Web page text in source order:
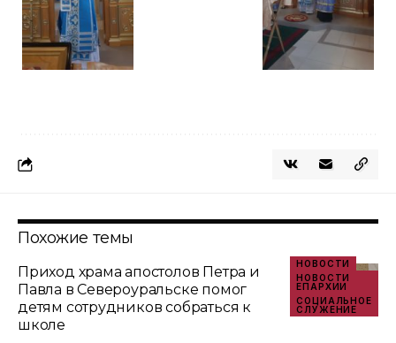
Похожие темы
НОВОСТИ
НОВОСТИ
ЕПАРХИИ
СОЦИАЛЬНОЕ
СЛУЖЕНИЕ
Приход храма апостолов Петра и
Павла в Североуральске помог
детям сотрудников собраться к
школе